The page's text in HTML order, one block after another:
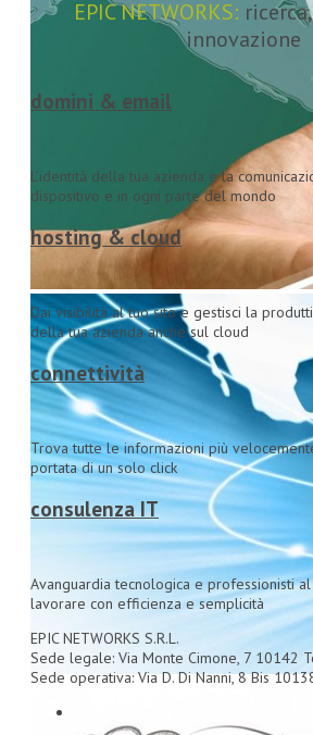
EPIC NETWORKS:
innovazione
domini & email
L’identità della tua azienda e la
dispositivo e in ogni parte del mondo
hosting & cloud
Dai visibilità al tuo sito e gestisci la
della tua azienda anche sul cloud
connettività
Trova tutte le informazioni più
portata di un solo click
consulenza IT
Avanguardia tecnologica e professionisti
lavorare con efficienza e semplicità
EPIC NETWORKS S.R.L.
Sede legale: Via Monte Cimone, 7 10142
Sede operativa: Via D. Di Nanni, 8 Bis